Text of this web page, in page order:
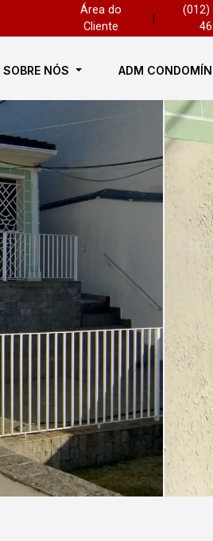
Área do
Cliente
(012)
SOBRE NÓS ADM